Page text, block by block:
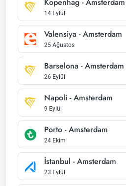
14 Eylül
Valensiya - Amsterdam
25 Ağustos
Barselona - Amsterdam
26 Eylül
Napoli - Amsterdam
9 Eylül
Porto - Amsterdam
24 Ekim
İstanbul - Amsterdam
23 Eylül